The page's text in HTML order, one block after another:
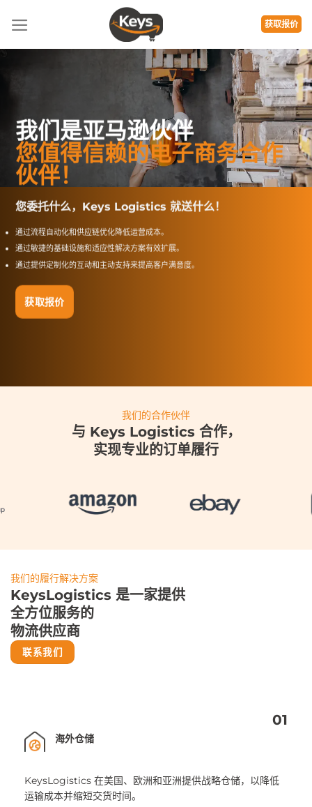
容
获取报价
我们是亚马逊伙伴
您值得信赖的电子商务合作
伙伴！
您委托什么，Keys Logistics 就送什么！
通过流程自动化和供应链优化降低运营成本。
通过敏捷的基础设施和适应性解决方案有效扩展。
通过提供定制化的互动和主动支持来提高客户满意度。
获取报价
我们的合作伙伴
与 Keys Logistics 合作，
实现专业的订单履行
我们的履行解决方案
KeysLogistics 是一家提供
全方位服务的
物流供应商
联系我们
01
海外仓储
KeysLogistics 在美国、欧洲和亚洲提供战略仓储，以降低
运输成本并缩短交货时间。